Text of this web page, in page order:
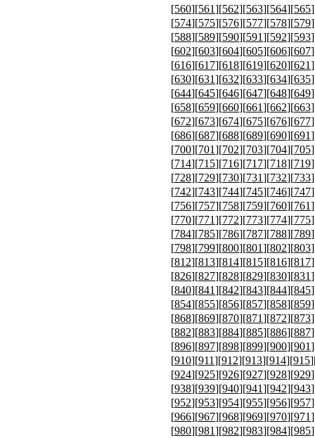
[560][561][562][563][564][565
[574][575][576][577][578][579
[588][589][590][591][592][593
[602][603][604][605][606][607
[616][617][618][619][620][621
[630][631][632][633][634][635
[644][645][646][647][648][649
[658][659][660][661][662][663
[672][673][674][675][676][677
[686][687][688][689][690][691
[700][701][702][703][704][705
[714][715][716][717][718][719
[728][729][730][731][732][733
[742][743][744][745][746][747
[756][757][758][759][760][761
[770][771][772][773][774][775
[784][785][786][787][788][789
[798][799][800][801][802][803
[812][813][814][815][816][817
[826][827][828][829][830][831
[840][841][842][843][844][845
[854][855][856][857][858][859
[868][869][870][871][872][873
[882][883][884][885][886][887
[896][897][898][899][900][901
[910][911][912][913][914][915
[924][925][926][927][928][929
[938][939][940][941][942][943
[952][953][954][955][956][957
[966][967][968][969][970][971
[980][981][982][983][984][985